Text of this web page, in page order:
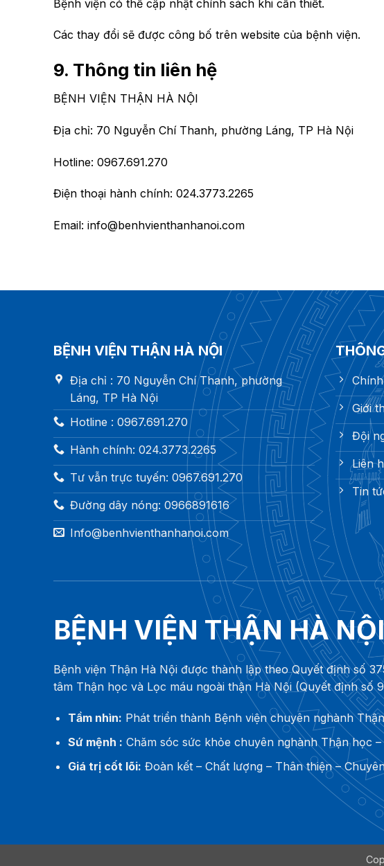
Bệnh viện có thể cập nhật chính sách khi cần thiết.
Các thay đổi sẽ được công bố trên website của bệnh viện.
9. Thông tin liên hệ
BỆNH VIỆN THẬN HÀ NỘI
Địa chỉ: 70 Nguyễn Chí Thanh, phường Láng, TP Hà Nội
Hotline: 0967.691.270
Điện thoại hành chính: 024.3773.2265
Email: info@benhvienthanhanoi.com
BỆNH VIỆN THẬN HÀ NỘI
Địa chỉ : 70 Nguyễn Chí Thanh, phường
Láng, TP Hà Nội
Hotline : 0967.691.270
Hành chính: 024.3773.2265
Tư vẫn trực tuyến: 0967.691.270
Đường dây nóng: 0966891616
Info@benhvienthanhanoi.com
Giới
Đội
Liên
Tin
BỆNH VIỆN THẬN HÀ NỘI
Bệnh viện Thận Hà Nội được thành lập theo Quyết định số
tâm Thận học và Lọc máu ngoài thận Hà Nội (Quyết định
Tầm nhìn: Phát triển thành Bệnh viện chuyên nghành
Sứ mệnh : Chăm sóc sức khỏe chuyên nghành Thận học
Giá trị cốt lõi: Đoàn kết – Chất lượng – Thân thiện –